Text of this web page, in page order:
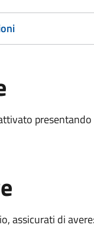
assicurati di avere: